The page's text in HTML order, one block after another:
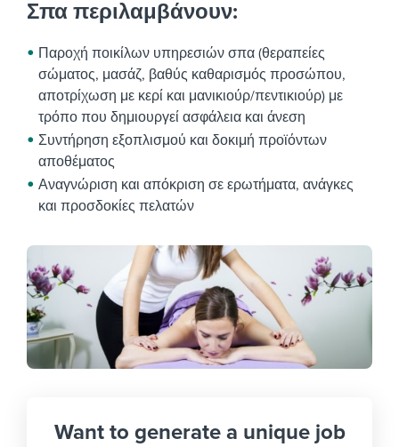
Σπα περιλαμβάνουν:
Παροχή ποικίλων υπηρεσιών σπα (θεραπείες
σώματος, μασάζ, βαθύς καθαρισμός προσώπου,
αποτρίχωση με κερί και μανικιούρ/πεντικιούρ) με
τρόπο που δημιουργεί ασφάλεια και άνεση
Συντήρηση εξοπλισμού και δοκιμή προϊόντων
αποθέματος
Αναγνώριση και απόκριση σε ερωτήματα, ανάγκες
και προσδοκίες πελατών
Want to generate a unique job